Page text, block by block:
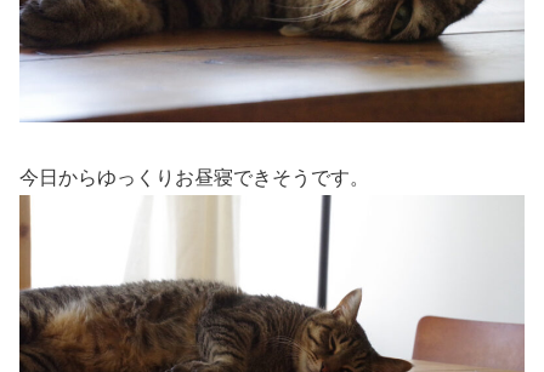
今日からゆっくりお昼寝できそうです。